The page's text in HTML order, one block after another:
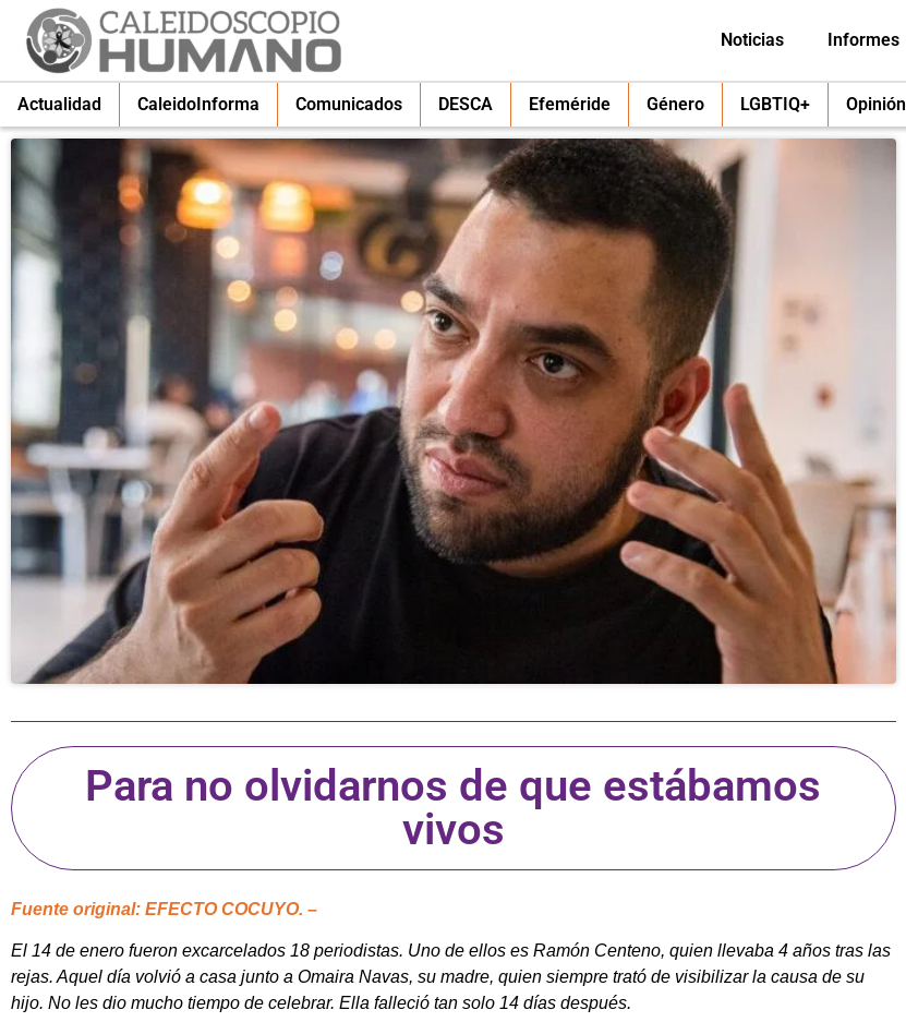
Noticias Informes
Actualidad CaleidoInforma Comunicados DESCA Efeméride Género LGBTIQ+ Opinión
Para no olvidarnos de que estábamos
vivos
Fuente original: EFECTO COCUYO. –
El 14 de enero fueron excarcelados 18 periodistas. Uno de ellos es Ramón Centeno, quien llevaba 4 años tras las
rejas. Aquel día volvió a casa junto a Omaira Navas, su madre, quien siempre trató de visibilizar la causa de su
hijo. No les dio mucho tiempo de celebrar. Ella falleció tan solo 14 días después.